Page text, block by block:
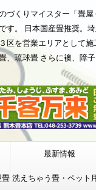
づくりマイスター「畳
す。 日本国産畳推奨。
区を営業エリアとして
、琉球畳 さらに襖、障
最新情報
畳 洗えちゃう畳・ペット